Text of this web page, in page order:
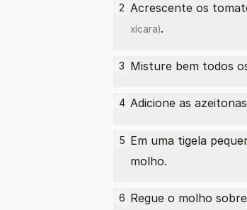
2 Acrescente os
xícara).
3 Misture bem todos
4 Adicione as
5 Em uma tigela
molho.
6 Regue o molho